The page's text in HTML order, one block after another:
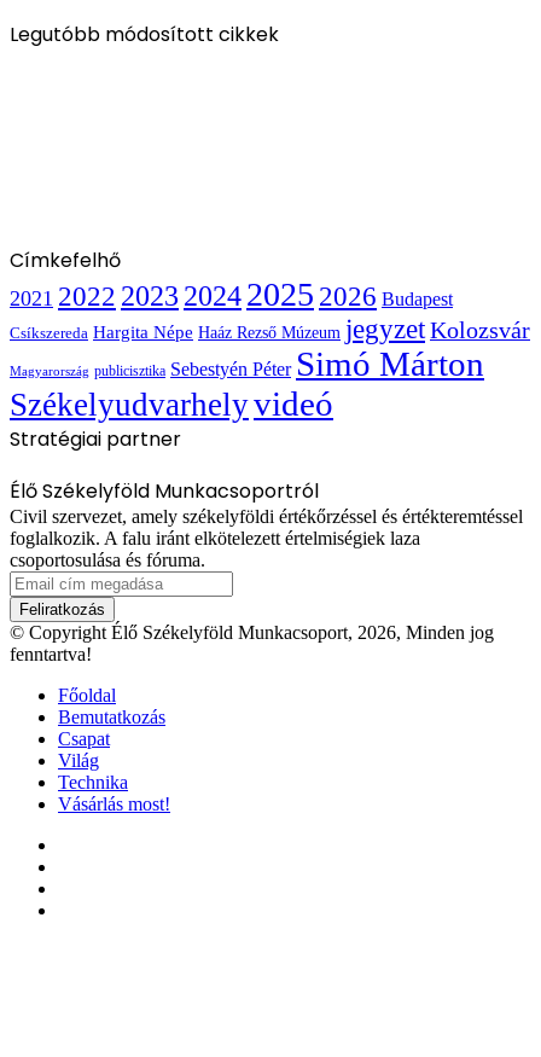
Legutóbb módosított cikkek
Címkefelhő
2021 2022 2023 20242025 2026 Budapest
Csíkszereda Hargita Népe Haáz Rezső Múzeum jegyzetKolozsvár
Magyarország publicisztika Sebestyén Péter Simó Márton
Székelyudvarhelyvideó
Stratégiai partner
Élő Székelyföld Munkacsoportról
Civil szervezet, amely székelyföldi értékőrzéssel és értékteremtéssel
foglalkozik. A falu iránt elkötelezett értelmiségiek laza
csoportosulása és fóruma.
Email
cím
megadása
© Copyright Élő Székelyföld Munkacsoport, 2026, Minden jog
fenntartva!
Főoldal
Bemutatkozás
Csapat
Világ
Technika
Vásárlás most!